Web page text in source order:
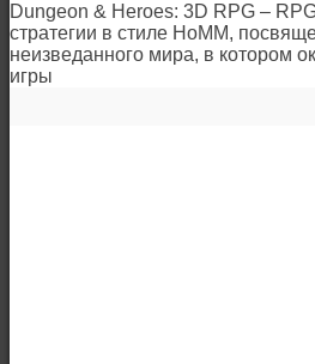
Dungeon & Heroes: 3D RPG –
стратегии в стиле HoMM,
неизведанного мира, в котором
игры